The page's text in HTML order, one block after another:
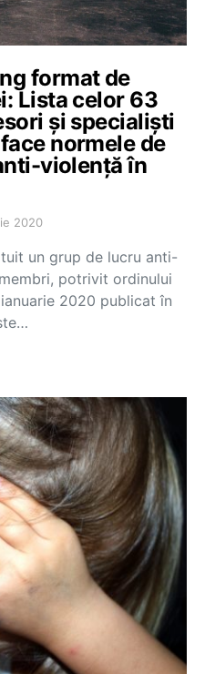
format de
Lista celor 63
și specialiști
normele de
violență în
2020
un grup de lucru anti-
potrivit ordinului
2020 publicat în